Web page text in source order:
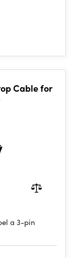
Cable for
a 3-pin